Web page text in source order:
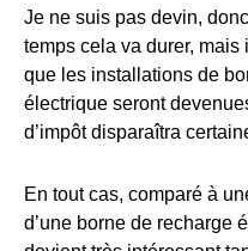
Je ne suis pas devin,
temps cela va durer, mais
que les installations de
électrique seront
d’impôt disparaîtra
En tout cas, comparé à
d’une borne de recharge